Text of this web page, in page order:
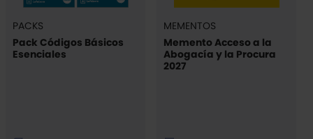
PACKS
Pack Códigos Básicos
Esenciales
MEMENTOS
Memento Acceso a la
Abogacía y la Procura
2027